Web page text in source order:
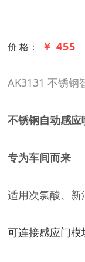
价 格： ￥ 455
AK3131 不锈钢
不锈钢自动感应
专为车间而来
适用次氯酸、
可连接感应门模